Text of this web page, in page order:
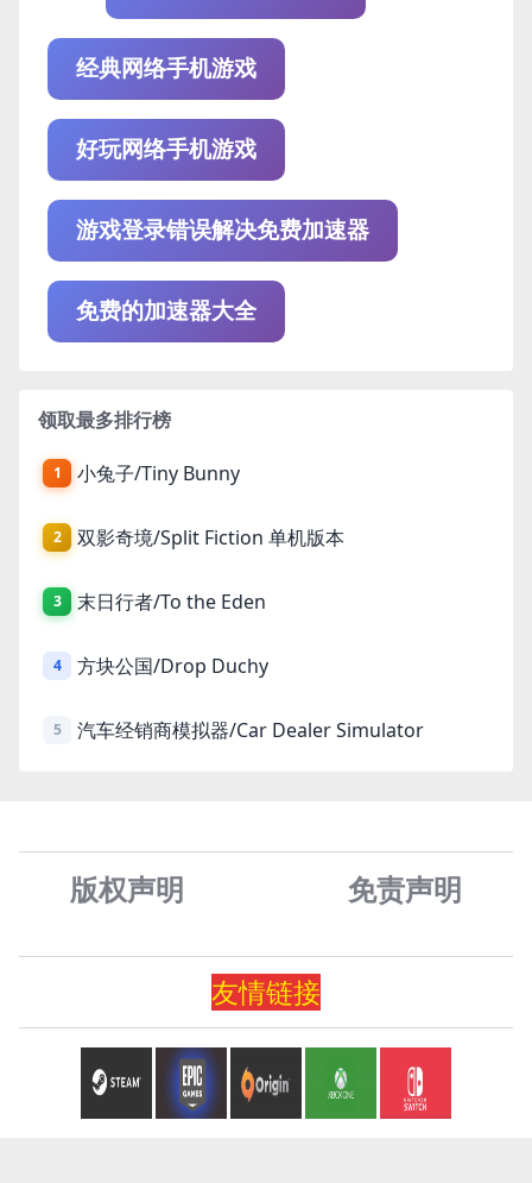
经典网络手机游戏
好玩网络手机游戏
游戏登录错误解决免费加速器
免费的加速器大全
领取最多排行榜
1 小兔子/Tiny Bunny
2 双影奇境/Split Fiction 单机版本
3 末日行者/To the Eden
4 方块公国/Drop Duchy
5 汽车经销商模拟器/Car Dealer Simulator
版权声明 免责声明
友情链接